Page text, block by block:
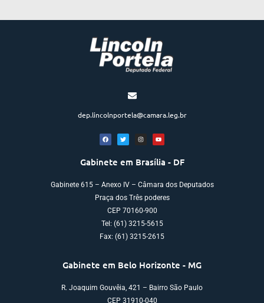
dep.lincolnportela@camara.leg.br
Gabinete em Brasília - DF
Gabinete 615 – Anexo IV – Câmara dos Deputados
Praça dos Três poderes
CEP 70160-900
Tel: (61) 3215-5615
Fax: (61) 3215-2615
Gabinete em Belo Horizonte - MG
R. Joaquim Gouvêia, 421 – Bairro São Paulo
CEP 31910-040